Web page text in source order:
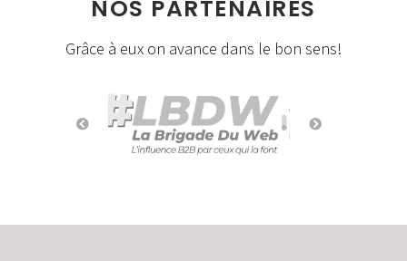
NOS PARTENAIRES
Grâce à eux on avance dans le bon sens!